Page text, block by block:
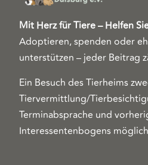
Mit Herz für Tiere – Helfen
Adoptieren, spenden oder
unterstützen – jeder Beitrag
Ein Besuch des Tierheims
Tiervermittlung/
Terminabsprache und
Interessentenbogens